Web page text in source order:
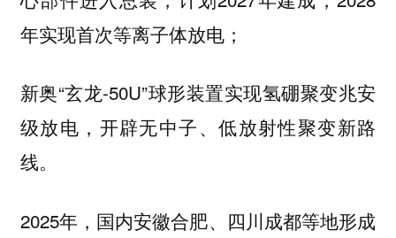
年实现首次等离子体放电；
新奥“玄龙-50U”球形装置实现氢硼聚变兆安
级放电，开辟无中子、低放射性聚变新路
线。
2025年，国内安徽合肥、四川成都等地形成